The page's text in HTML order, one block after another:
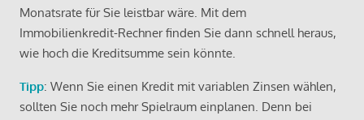
Monatsrate für Sie leistbar wäre. Mit dem
Immobilienkredit-Rechner finden Sie dann schnell heraus,
wie hoch die Kreditsumme sein könnte.
Tipp: Wenn Sie einen Kredit mit variablen Zinsen wählen,
sollten Sie noch mehr Spielraum einplanen. Denn bei